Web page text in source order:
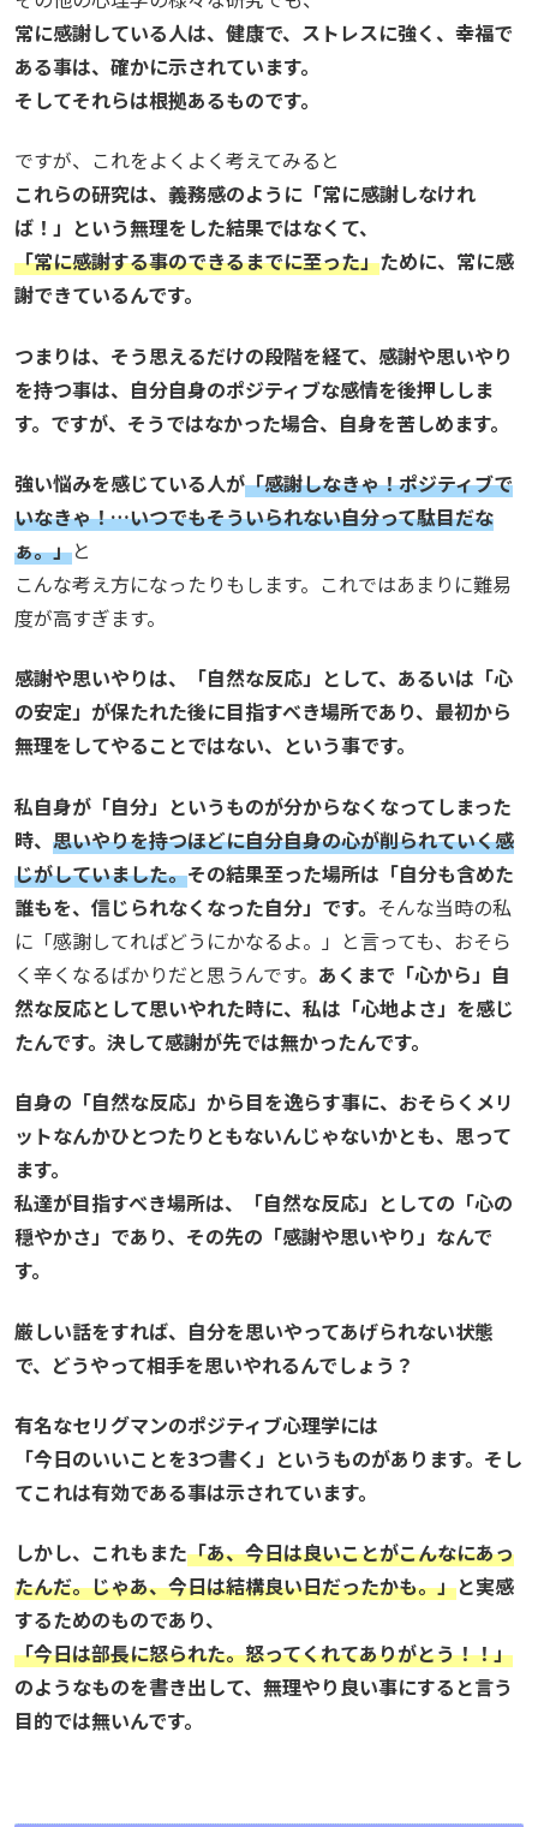
常に感謝している人は、健康で、ストレスに強く、幸福で
ある事は、確かに示されています。
そしてそれらは根拠あるものです。
ですが、これをよくよく考えてみると
これらの研究は、義務感のように「常に感謝しなけれ
ば！」という無理をした結果ではなくて、
「常に感謝する事のできるまでに至った」ために、常に感
謝できているんです。
つまりは、そう思えるだけの段階を経て、感謝や思いやり
を持つ事は、自分自身のポジティブな感情を後押ししま
す。ですが、そうではなかった場合、自身を苦しめます。
強い悩みを感じている人が「感謝しなきゃ！ポジティブで
いなきゃ！…いつでもそういられない自分って駄目だな
ぁ。」と
こんな考え方になったりもします。これではあまりに難易
度が高すぎます。
感謝や思いやりは、「自然な反応」として、あるいは「心
の安定」が保たれた後に目指すべき場所であり、最初から
無理をしてやることではない、という事です。
私自身が「自分」というものが分からなくなってしまった
時、 思いやりを持つほどに自分自身の心が削られていく感
じがしていました。その結果至った場所は「自分も含めた
誰もを、信じられなくなった自分」です。 そんな当時の私
に「感謝してればどうにかなるよ。」と言っても、おそら
く辛くなるばかりだと思うんです。 あくまで「心から」自
然な反応として思いやれた時に、私は「心地よさ」を感じ
たんです。決して感謝が先では無かったんです。
自身の「自然な反応」から目を逸らす事に、おそらくメリ
ットなんかひとつたりともないんじゃないかとも、思って
ます。
私達が目指すべき場所は、「自然な反応」としての「心の
穏やかさ」であり、その先の「感謝や思いやり」なんで
す。
厳しい話をすれば、自分を思いやってあげられない状態
で、どうやって相手を思いやれるんでしょう？
有名なセリグマンのポジティブ心理学には
「今日のいいことを3つ書く」というものがあります。そし
てこれは有効である事は示されています。
しかし、これもまた「あ、今日は良いことがこんなにあっ
たんだ。じゃあ、今日は結構良い日だったかも。」と実感
するためのものであり、
「今日は部長に怒られた。怒ってくれてありがとう！！」
のようなものを書き出して、無理やり良い事にすると言う
目的では無いんです。